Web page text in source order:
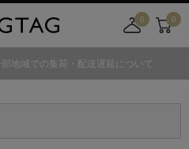
0
舗
カ
0
地域での集荷・配送遅延について